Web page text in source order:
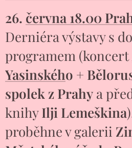
26. června 18.00
Derniéra výstavy s
programem (koncert
Yasinského +
spolek z Prahy a
knihyIlji Lemeškina
proběhne v galerii